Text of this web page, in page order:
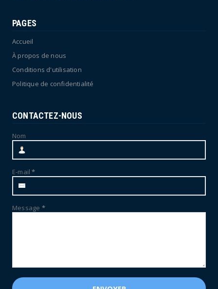
PAGES
Accueil
À propos de nous
Conditions d'utilisation
Politique de confidentialité
CONTACTEZ-NOUS
Nom
E-mail*
Message *